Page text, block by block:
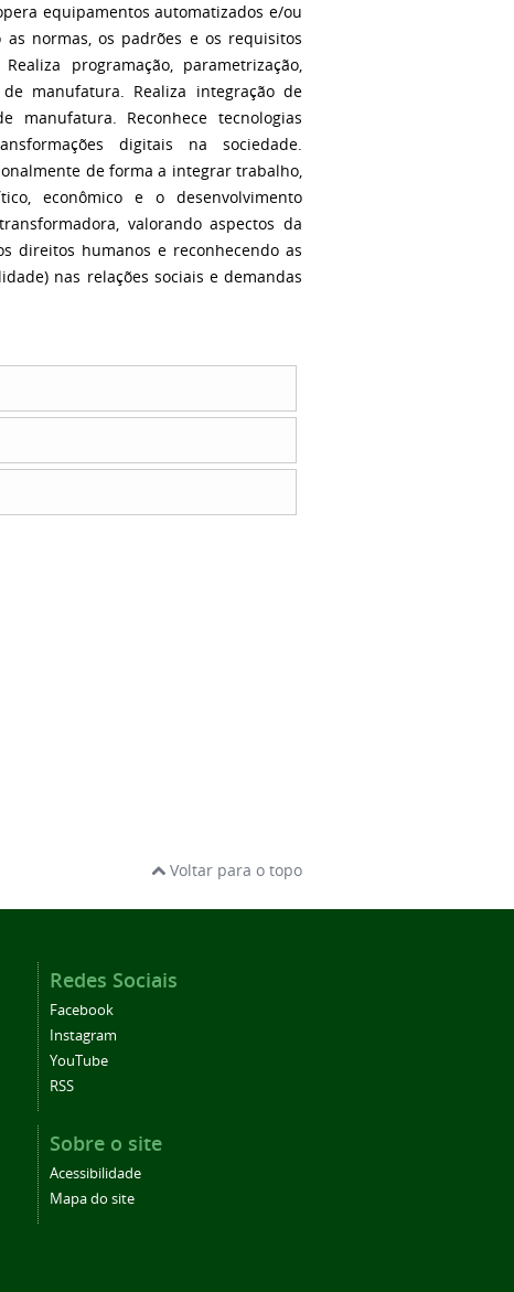
equipamentos automatizados e/ou
normas, os padrões e os requisitos
programação, parametrização,
manufatura. Realiza integração de
manufatura. Reconhece tecnologias
digitais na sociedade.
de forma a integrar trabalho,
econômico e o desenvolvimento
valorando aspectos da
direitos humanos e reconhecendo as
nas relações sociais e demandas
Voltar para o topo
Redes Sociais
Facebook
Instagram
YouTube
RSS
Sobre o site
Acessibilidade
Mapa do site